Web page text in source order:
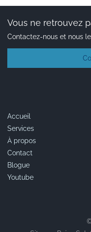
Vous ne retrouvez
Contactez-nous et nous
Accueil
Services
À propos
Contact
Blogue
Youtube